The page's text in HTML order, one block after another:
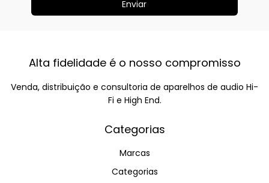
Alta fidelidade é o nosso compromisso
Venda, distribuição e consultoria de aparelhos de audio Hi-
Fi e High End.
Categorias
Marcas
Categorias